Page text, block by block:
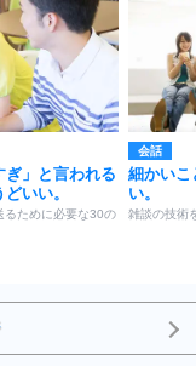
ぎ」と言われる
いい。
るために必要な30の
会話
細かいこ
い。
雑談の技術